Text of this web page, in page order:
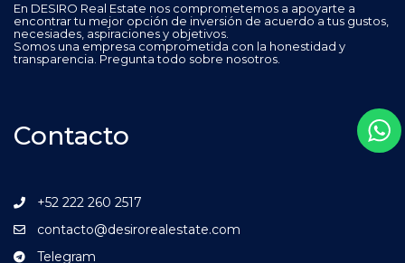
En DESIRO Real Estate nos comprometemos a apoyarte a
encontrar tu mejor opción de inversión de acuerdo a tus gustos,
necesiades, aspiraciones y objetivos.
Somos una empresa comprometida con la honestidad y
transparencia. Pregunta todo sobre nosotros.
Contacto
+52 222 260 2517
contacto@desirorealestate.com
Telegram